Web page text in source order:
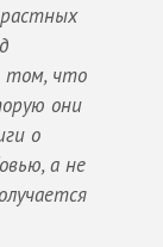
том, что
они
о
а не